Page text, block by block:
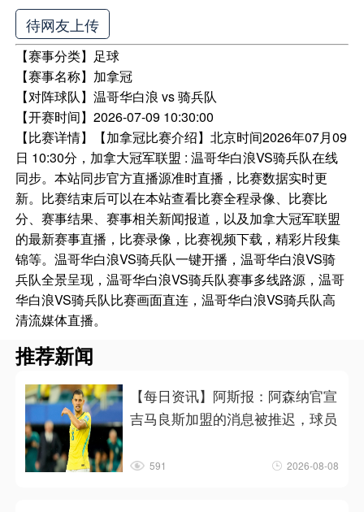
待网友上传
【赛事分类】 足球
【赛事名称】 加拿冠
【对阵球队】温哥华白浪 vs 骑兵队
【开赛时间】2026-07-09 10:30:00
【比赛详情】
【加拿冠比赛介绍】北京时间2026年07月09
日 10:30分，加拿大冠军联盟 : 温哥华白浪VS骑兵队在线
同步。本站同步官方直播源准时直播，比赛数据实时更
新。比赛结束后可以在本站查看比赛全程录像、比赛比
分、赛事结果、赛事相关新闻报道，以及加拿大冠军联盟
的最新赛事直播，比赛录像，比赛视频下载，精彩片段集
锦等。温哥华白浪VS骑兵队一键开播，温哥华白浪VS骑
兵队全景呈现，温哥华白浪VS骑兵队赛事多线路源，温哥
华白浪VS骑兵队比赛画面直连，温哥华白浪VS骑兵队高
清流媒体直播。
推荐新闻
【每日资讯】阿斯报：阿森纳官宣
吉马良斯加盟的消息被推迟，球员
591 2026-08-08